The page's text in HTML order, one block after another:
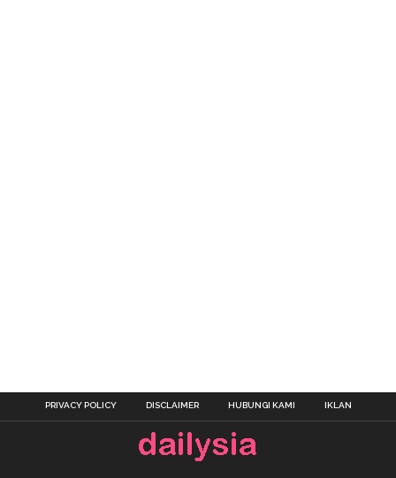
PRIVACY POLICY DISCLAIMER HUBUNGI KAMI IKLAN